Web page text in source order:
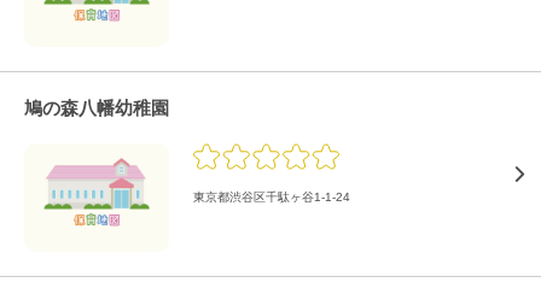
鳩の森八幡幼稚園
東京都渋谷区千駄ヶ谷1-1-24